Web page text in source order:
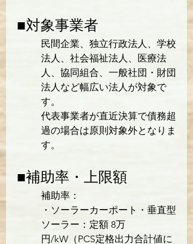
■対象事業者
民間企業、独立行政法人、学校
法人、社会福祉法人、医療法
人、協同組合、一般社団・財団
法人など幅広い法人が対象で
す。
代表事業者が直近決算で債務超
過の場合は原則対象外となりま
す。
■補助率・上限額
補助率：
・ソーラーカーポート・垂直型
ソーラー：定額 8万
円/kW（PCS定格出力合計値に